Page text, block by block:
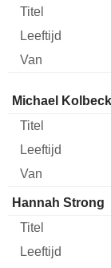
Bestuurder Titel
Michael Kolbeck
Hannah Strong